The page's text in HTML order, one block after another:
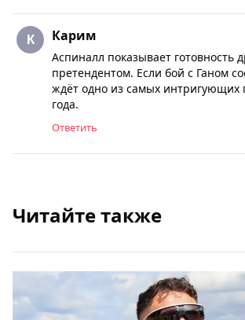
Карим
Аспиналл показывает готовность
претендентом. Если бой с Ганом
ждёт одно из самых интригующих
года.
Ответить
Читайте также